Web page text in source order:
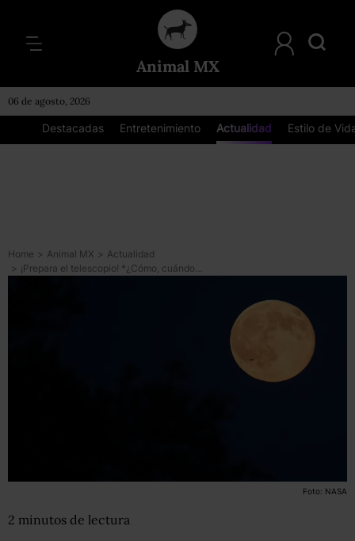
Animal MX
06 de agosto, 2026
Destacadas Entretenimiento Actualidad Estilo de
Home > Animal MX > Actualidad
>
¡Prepara el telescopio! *¿Cómo, cuándo y a qué hora ver la Superluna Rosa de abril?*
Foto: NASA
2 minutos de lectura